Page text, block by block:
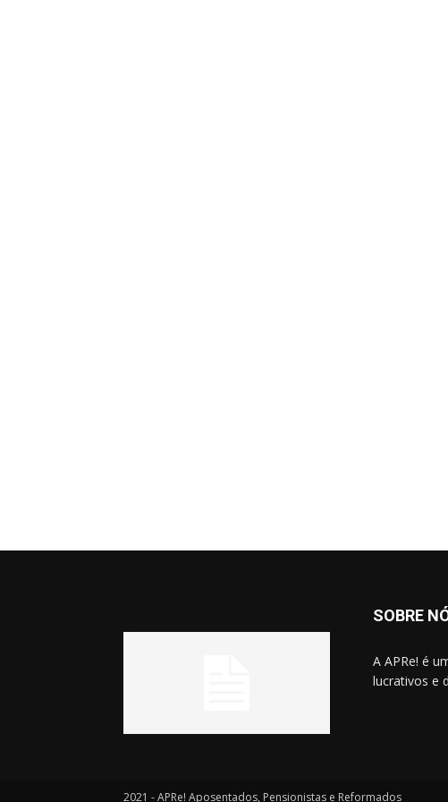
SOBRE
A APRe! é
lucrativos e
2021 - APRe! Aposentados, Pensionistas e Reformados